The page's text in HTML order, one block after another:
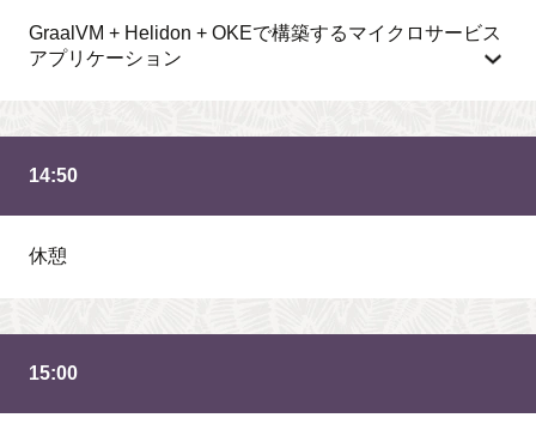
GraalVM + Helidon + OKEで構築するマイクロサービス
アプリケーション
14:50
休憩
15:00